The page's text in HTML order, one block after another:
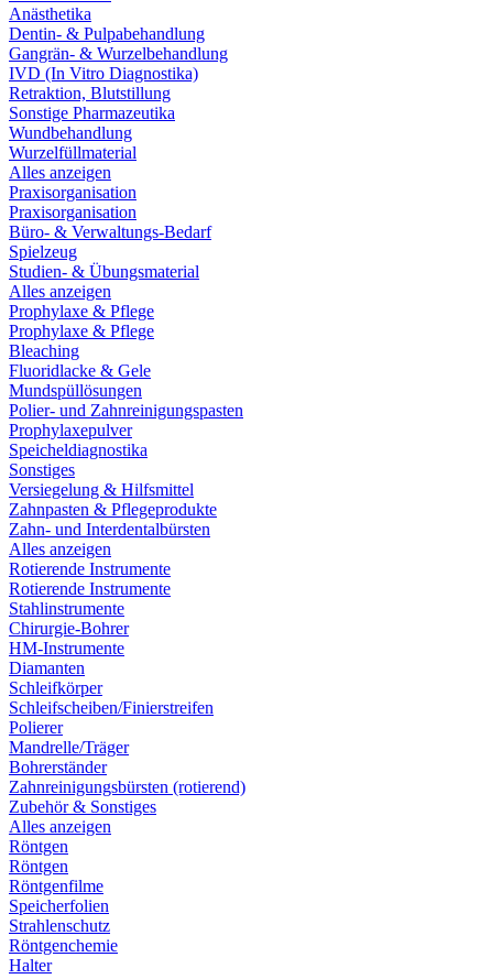
Anästhetika
Dentin- & Pulpabehandlung
Gangrän- & Wurzelbehandlung
IVD (In Vitro Diagnostika)
Retraktion, Blutstillung
Sonstige Pharmazeutika
Wundbehandlung
Wurzelfüllmaterial
Alles anzeigen
Praxisorganisation
Praxisorganisation
Büro- & Verwaltungs-Bedarf
Spielzeug
Studien- & Übungsmaterial
Alles anzeigen
Prophylaxe & Pflege
Prophylaxe & Pflege
Bleaching
Fluoridlacke & Gele
Mundspüllösungen
Polier- und Zahnreinigungspasten
Prophylaxepulver
Speicheldiagnostika
Sonstiges
Versiegelung & Hilfsmittel
Zahnpasten & Pflegeprodukte
Zahn- und Interdentalbürsten
Alles anzeigen
Rotierende Instrumente
Rotierende Instrumente
Stahlinstrumente
Chirurgie-Bohrer
HM-Instrumente
Diamanten
Schleifkörper
Schleifscheiben/Finierstreifen
Polierer
Mandrelle/Träger
Bohrerständer
Zahnreinigungsbürsten (rotierend)
Zubehör & Sonstiges
Alles anzeigen
Röntgen
Röntgen
Röntgenfilme
Speicherfolien
Strahlenschutz
Röntgenchemie
Halter